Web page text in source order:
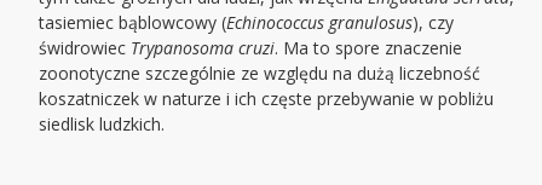
tasiemiec bąblowcowy (Echinococcus granulosus), czy
świdrowiec Trypanosoma cruzi. Ma to spore znaczenie
zoonotyczne szczególnie ze względu na dużą liczebność
koszatniczek w naturze i ich częste przebywanie w pobliżu
siedlisk ludzkich.